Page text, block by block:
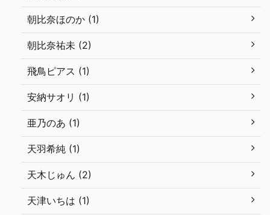
朝比奈ほのか (1)
朝比奈祐未 (2)
飛鳥ピアス (1)
安納サオリ (1)
亜乃のあ (1)
天羽希純 (1)
天木じゅん (2)
天津いちは (1)